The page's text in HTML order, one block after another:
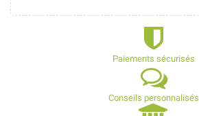
Paiements sécurisés
Conseils personnalisés